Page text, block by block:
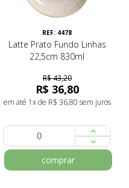
REF: 4478
Latte Prato Fundo Linhas
22,5cm 830ml
R$ 43,20
R$ 36,80
em até 1x de R$ 36,80 sem juros
comprar